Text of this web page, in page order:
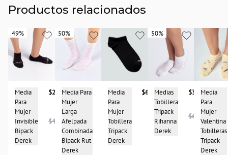
País de origen:
Importador:
BAGUER S.A.S
Cuidado y Lavado
No use blanqueador
Seque a la sombra
No retuerza
No use plancha
Composición:
Productos relacionados
49%
49%
Media
Para
Mujer
Invisible
Bipack
Derek
$23.950
$46.950
50%
50%
Media Para
Mujer
Larga
Afelpada
Combinada
Bipack Rut
Derek
$21.950
$43.950
Media
Para
Mujer
Tobillera
Tripack
Derek
$67.900
50%
50%
Medias
Tobillera
Tripack
Rihanna
Derek
$32.950
$65.950
Media
Para
Mujer
Valentina
Tobilleras
Tripack
Derek